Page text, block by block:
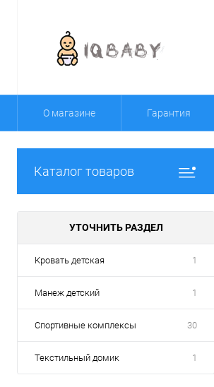
О магазине Гарантия
Каталог товаров
УТОЧНИТЬ РАЗДЕЛ
Кровать детская 1
Манеж детский 1
Спортивные комплексы 30
Текстильный домик 1